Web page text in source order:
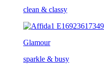
clean & classy
Glamour
sparkle & busy